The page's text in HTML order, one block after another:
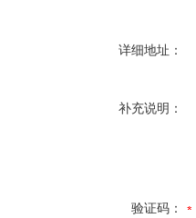
详细地址：
补充说明：
验证码：